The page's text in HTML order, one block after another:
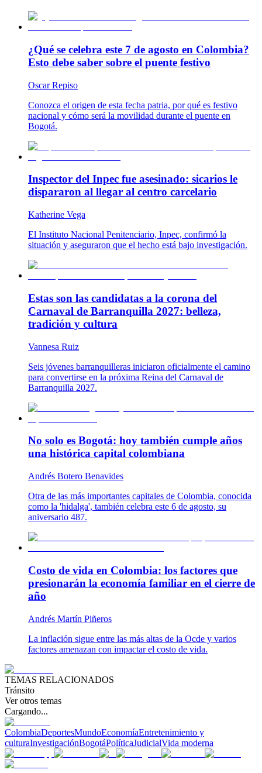
¿Qué se celebra este 7 de agosto en Colombia?
Esto debe saber sobre el puente festivo
Oscar Repiso
Conozca el origen de esta fecha patria, por qué es festivo
nacional y cómo será la movilidad durante el puente en
Bogotá.
Inspector del Inpec fue asesinado: sicarios le
dispararon al llegar al centro carcelario
Katherine Vega
El Instituto Nacional Penitenciario, Inpec, confirmó la
situación y aseguraron que el hecho está bajo investigación.
Estas son las candidatas a la corona del
Carnaval de Barranquilla 2027: belleza,
tradición y cultura
Vannesa Ruiz
Seis jóvenes barranquilleras iniciaron oficialmente el camino
para convertirse en la próxima Reina del Carnaval de
Barranquilla 2027.
No solo es Bogotá: hoy también cumple años
una histórica capital colombiana
Andrés Botero Benavides
Otra de las más importantes capitales de Colombia, conocida
como la 'hidalga', también celebra este 6 de agosto, su
aniversario 487.
Costo de vida en Colombia: los factores que
presionarán la economía familiar en el cierre de
año
Andrés Martín Piñeros
La inflación sigue entre las más altas de la Ocde y varios
factores amenazan con impactar el costo de vida.
TEMAS RELACIONADOS
Tránsito
Ver otros temas
Cargando...
ColombiaDeportesMundoEconomíaEntretenimiento y
culturaInvestigaciónBogotáPolíticaJudicialVida moderna